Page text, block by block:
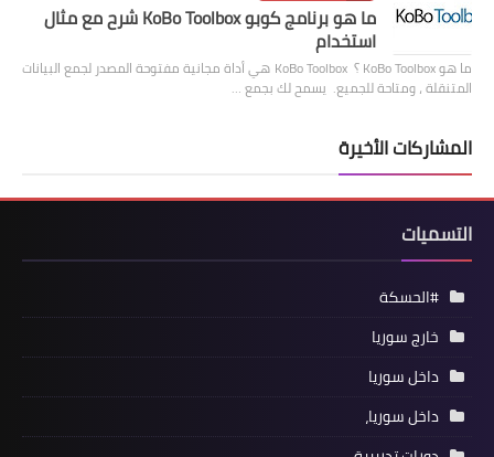
ما هو برنامج كوبو KoBo Toolbox شرح مع مثال
استخدام
ما هو KoBo Toolbox ؟ KoBo Toolbox هي أداة مجانية مفتوحة المصدر لجمع البيانات
المتنقلة ، ومتاحة للجميع. يسمح لك بجمع …
المشاركات الأخيرة
التسميات
#الحسكة
خارج سوريا
داخل سوريا
داخل سوريا،